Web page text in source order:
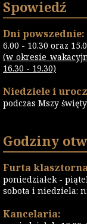
Spowiedź
Dni powszednie:
6.00 - 10.30 oraz
(w okresie
16.30 - 19.30)
Niedziele i
podczas Mszy
Godziny
Furta
poniedziałek -
sobota i niedziela:
Kancelaria: